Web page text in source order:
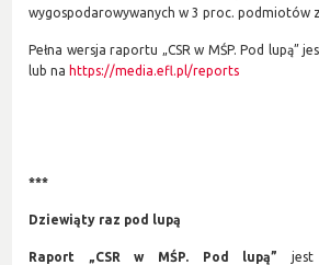
wygospodarowywanych w 3 proc. podmiotów
Pełna wersja raportu „CSR w MŚP. Pod lupą”
lub na https://media.efl.pl/reports
***
Dziewiąty raz pod lupą
Raport „CSR w MŚP. Pod lupą”
jest